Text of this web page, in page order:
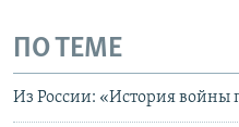
ПО ТЕМЕ
Из России: «История войны